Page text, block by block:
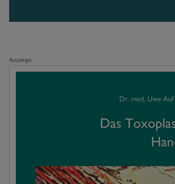
Anzeige